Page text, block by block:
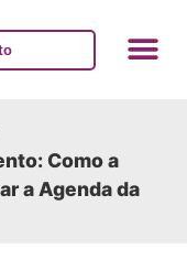
Como a
a Agenda da